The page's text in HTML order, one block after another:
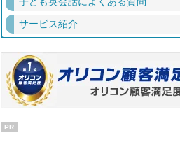
サービス紹介
PR